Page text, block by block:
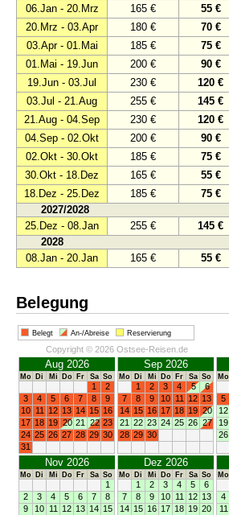
06.Jan - 20.Mrz
165 € 55 €
20.Mrz - 03.Apr 180 € 70 €
03.Apr - 01.Mai 185 € 75 €
01.Mai - 19.Jun 200 € 90 €
19.Jun - 03.Jul 230 € 120 €
03.Jul - 21.Aug 255 € 145 €
21.Aug - 04.Sep 230 € 120 €
04.Sep - 02.Okt 200 € 90 €
02.Okt - 30.Okt 185 € 75 €
30.Okt - 18.Dez 165 € 55 €
18.Dez - 25.Dez 185 € 75 €
2027/2028
25.Dez - 08.Jan
255 € 145 €
2028
08.Jan - 20.Jan
165 € 55 €
Belegung
Belegt An-/Abreise Reservierung
Copyright © 2026 Ostsee-Reisen.de
Aug 2026
Mo Di Mi Do Fr Sa So
1
2
3
4 5 6 7 8
9
10 11 12 13 14 15 16
17 18 19 20 21 22 23
24 25 26 27 28 29 30
31
Sep 2026
Mo Di Mi Do Fr Sa So
1 2 3 4 5
6
7
8 9 10 11 12 13
14 15 16 17 18 19 20
21 22 23 24 25 26 27
28 29 30
Mo
5
12
19
26
Nov 2026
Mo Di Mi Do Fr Sa So
1
2
3 4 5 6 7
8
9
10 11 12 13 14 15
Dez 2026
Mo Di Mi Do Fr Sa So
1 2 3 4 5
6
7
8 9 10 11 12 13
14 15 16 17 18 19 20
Mo
4
11